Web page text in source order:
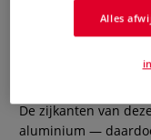
aluminium
De zijkanten van
aluminium —
Alles